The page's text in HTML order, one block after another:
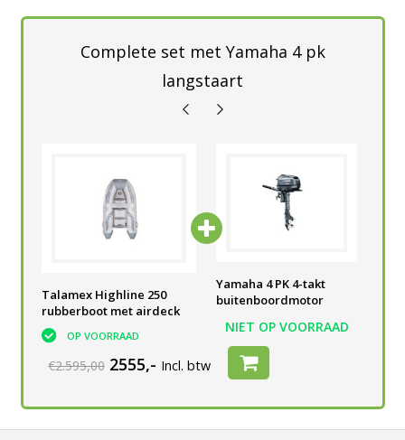
Complete set met Yamaha 4 pk
langstaart
Talamex Highline 250
rubberboot met airdeck
OP VOORRAAD
buitenboordmotor
Yamaha 4 PK 4-takt
buitenboordmotor
NIET OP VOORRAAD
€2.595,00 2555,- Incl. btw